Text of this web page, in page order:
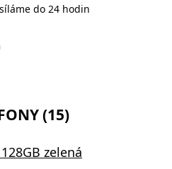
do 24 hodin
(15)
zelená